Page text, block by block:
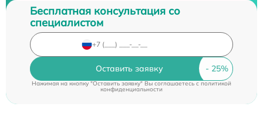
Бесплатная консультация со
специалистом
Оставить заявку
Нажимая на кнопку "Оставить заявку" Вы соглашаетесь cполитикой
конфиденциальности